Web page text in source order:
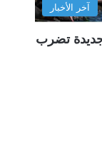
آخر الأخبار
جديدة تضرب